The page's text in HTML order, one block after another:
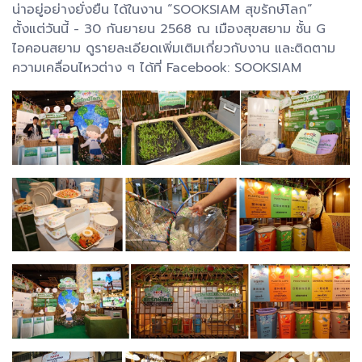
น่าอยู่อย่างยั่งยืน ได้ในงาน “SOOKSIAM สุขรักษ์โลก”
ตั้งแต่วันนี้ - 30 กันยายน 2568 ณ เมืองสุขสยาม ชั้น G
ไอคอนสยาม ดูรายละเอียดเพิ่มเติมเกี่ยวกับงาน และติดตาม
ความเคลื่อนไหวต่าง ๆ ได้ที่ Facebook: SOOKSIAM